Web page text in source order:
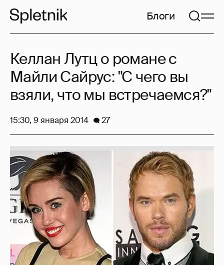
Блоги
Келлан Лутц о романе с
Майли Сайрус: "С чего вы
взяли, что мы встречаемся?"
15:30, 9 января 2014 27